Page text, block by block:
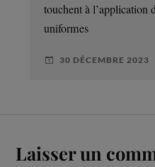
touchent à l’application
uniformes
30 DÉCEMBRE 2023
Laisser un